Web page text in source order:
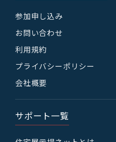
参加申し込み
お問い合わせ
利用規約
プライバシーポリシー
会社概要
サポート一覧